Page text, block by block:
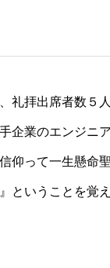
礼拝出席者数５人
企業のエンジニ
仰って一生懸命
ということを覚